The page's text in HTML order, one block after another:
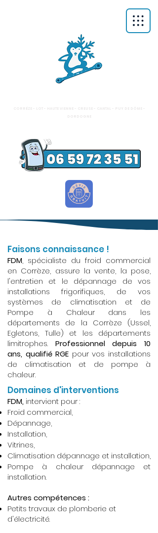
CORRÉZE - LOT - HAUTE VIENNE - CREUSE - CANTAL - PUY DE DÔME -
DORDOGNE
Faisons connaissance !
FDM, spécialiste du froid commercial
en Corrèze, assure la vente, la pose,
l'entretien et le dépannage de vos
installations frigorifiques, de vos
systèmes de climatisation et de
Pompe à Chaleur dans les
départements de la Corrèze (Ussel,
Egletons, Tulle) et les départements
limitrophes. Professionnel depuis 10
ans, qualifié RGE pour vos installations
de climatisation et de pompe à
chaleur.
Domaines d'interventions
FDM, intervient pour :
Froid commercial,
Dépannage,
Installation,
Vitrines,
Climatisation dépannage et installation,
Pompe à chaleur dépannage et
installation.
Autres compétences :
Petits travaux de plomberie et
d'électricité.